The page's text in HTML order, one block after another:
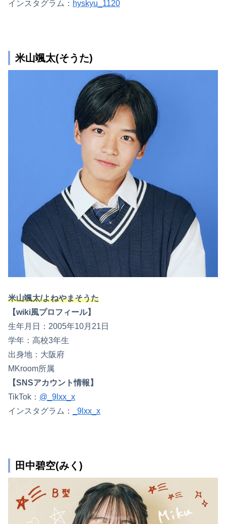
インスタグラム： hyskyu_1120
米山颯太(そうた)
米山颯太/よねやまそうた
【wiki風プロフィール】
生年月日：2005年10月21日
学年：高校3年生
出身地：大阪府
MKroom所属
【SNSアカウント情報】
TikTok： @_9lxx_x
インスタグラム：
_9lxx_x
田中碧空(みく)